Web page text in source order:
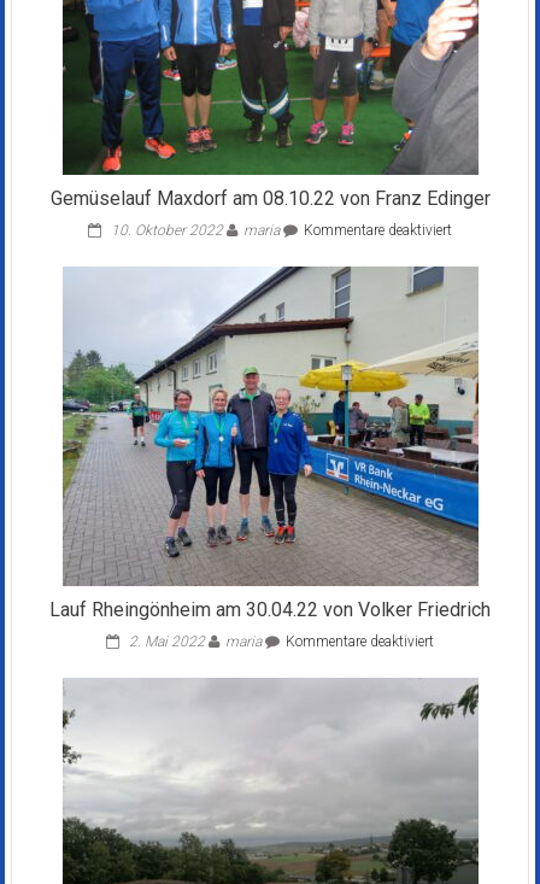
Gemüselauf Maxdorf am 08.10.22 von Franz Edinger
10. Oktober 2022 maria Kommentare deaktiviertfür
von
Franz
Edinger
Lauf Rheingönheim am 30.04.22 von Volker Friedrich
2. Mai 2022 maria Kommentare deaktiviertfür
Rheingönheim
am